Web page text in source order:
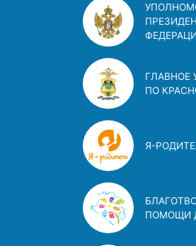
ГЛАВНОЕ
ПО
Я-
ПОМОЩИ